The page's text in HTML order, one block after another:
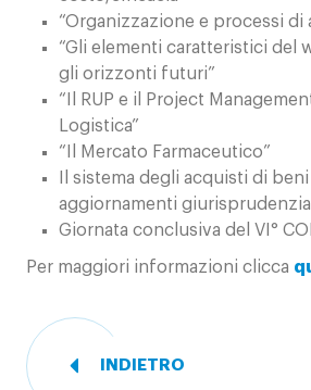
“Organizzazione e processi di
“Gli elementi caratteristici del
gli orizzonti futuri”
“Il RUP e il Project
Logistica”
“Il Mercato Farmaceutico”
Il sistema degli acquisti di
aggiornamenti
Giornata conclusiva del VI°
Per maggiori informazioni clicca
INDIETRO